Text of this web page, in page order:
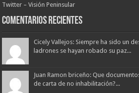
Twitter – Visión Peninsular
Comentarios Recientes
Cicely Vallejos: Siempre ha sido un
ladrones se hayan robado su paz...
Juan Ramon briceño: Que
de carta de no inhabilitación?...